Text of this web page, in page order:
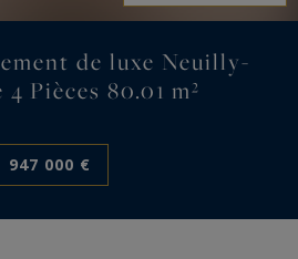
de luxe Neuilly-
Pièces 80.01 m²
947 000 €